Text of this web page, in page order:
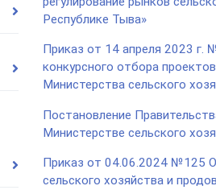
Республике Тыва»
Приказ от 14 апреля 2023 г.
конкурсного отбора
Министерства сельского
Постановление
Министерстве сельского
Приказ от 04.06.2024 №125
сельского хозяйства и